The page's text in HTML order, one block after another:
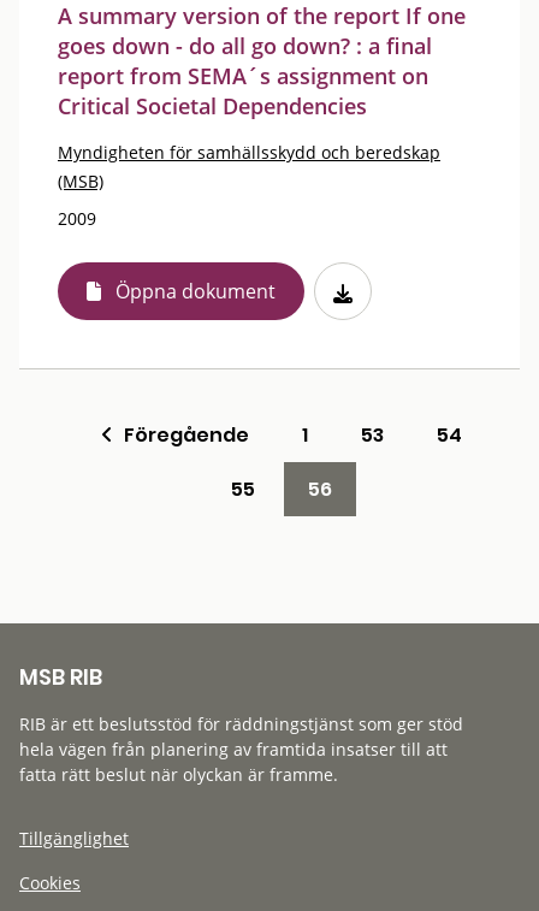
A summary version of the report If one
goes down - do all go down? : a final
report from SEMA´s assignment on
Critical Societal Dependencies
Myndigheten för samhällsskydd och beredskap
(MSB)
2009
Öppna dokument
Föregående 1 53
54
55
56
MSB RIB
RIB är ett beslutsstöd för räddningstjänst som ger stöd
hela vägen från planering av framtida insatser till att
fatta rätt beslut när olyckan är framme.
Tillgänglighet
Cookies